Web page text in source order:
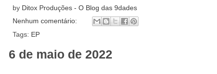
by Ditox Produções - O Blog das 9dades
Nenhum comentário:
Tags: EP
6 de maio de 2022